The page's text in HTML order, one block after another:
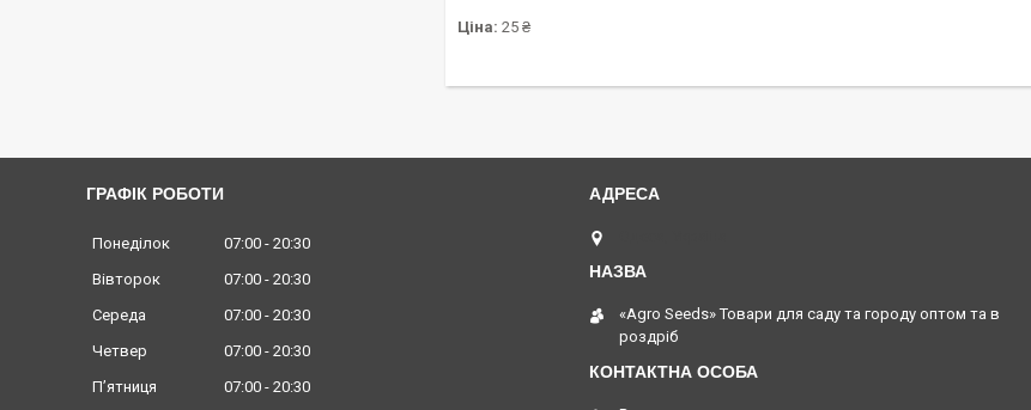
Ціна: 25 ₴
ГРАФІК РОБОТИ
Понеділок 07:00
20:30
Вівторок
07:00
20:30
Середа
07:00
20:30
Четвер
07:00
20:30
Пʼятниця
07:00 20:30
«Agro Seeds» Товари для саду та городу оптом та в
роздріб